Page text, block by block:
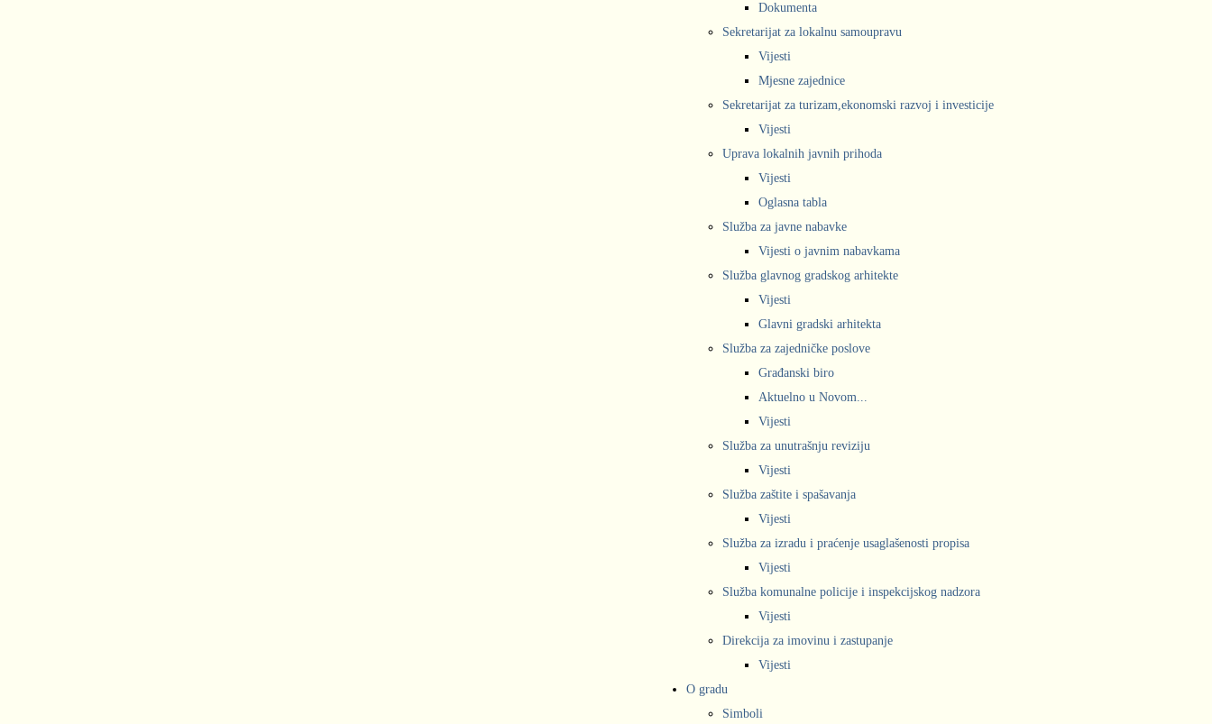
Dokumenta
Sekretarijat za lokalnu samoupravu
Vijesti
Mjesne zajednice
Sekretarijat za turizam,ekonomski razvoj i investicije
Vijesti
Uprava lokalnih javnih prihoda
Vijesti
Oglasna tabla
Služba za javne nabavke
Vijesti o javnim nabavkama
Služba glavnog gradskog arhitekte
Vijesti
Glavni gradski arhitekta
Služba za zajedničke poslove
Građanski biro
Aktuelno u Novom...
Vijesti
Služba za unutrašnju reviziju
Vijesti
Služba zaštite i spašavanja
Vijesti
Služba za izradu i praćenje usaglašenosti propisa
Vijesti
Služba komunalne policije i inspekcijskog nadzora
Vijesti
Direkcija za imovinu i zastupanje
Vijesti
O gradu
Simboli